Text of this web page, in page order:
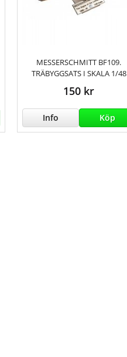
MESSERSCHMITT BF109.
TRÄBYGGSATS I SKALA 1/48
150 kr
Info Köp